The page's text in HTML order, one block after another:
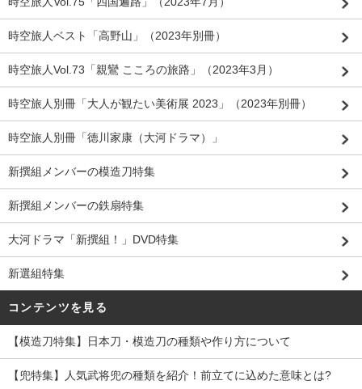
時空旅人ベスト「高野山」（2023年別冊）
時空旅人Vol.73「親鸞 こころの旅路」（2023年3月）
時空旅人別冊「大人が観たい美術展 2023」（2023年別冊）
時空旅人別冊「徳川家康（大河ドラマ）」
新撰組メンバーの模造刀特集
新撰組メンバーの鉄扇特集
大河ドラマ「新撰組！」DVD特集
新選組特集
コンテンツを見る
【模造刀特集】日本刀・模造刀の種類や作り方について
【兜特集】人気武将兜の種類を紹介！前立てに込めた意味とは?